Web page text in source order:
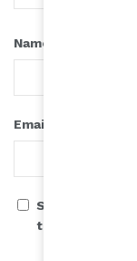
Name
Email
Save my
the next time I